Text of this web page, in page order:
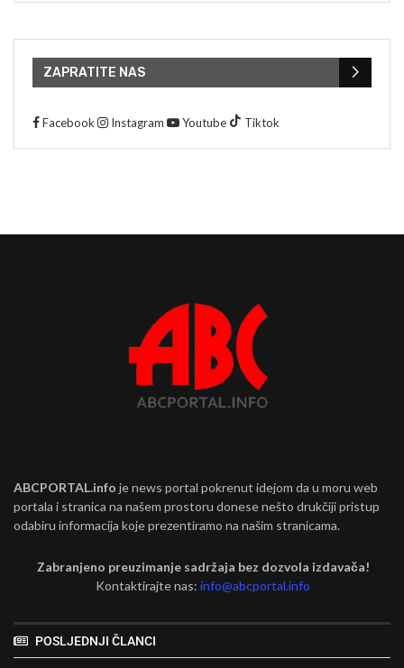
ZAPRATITE NAS
Facebook Instagram Youtube Tiktok
ABCPORTAL.info je news portal pokrenut idejom da u moru web
portala i stranica na našem prostoru donese nešto drukčiji pristup
odabiru informacija koje prezentiramo na našim stranicama.
Zabranjeno preuzimanje sadržaja bez dozvola izdavača!
Kontaktirajte nas:info@abcportal.info
POSLJEDNJI ČLANCI